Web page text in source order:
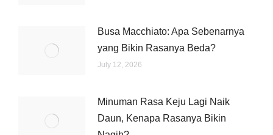
Busa Macchiato: Apa Sebenarnya
yang Bikin Rasanya Beda?
July 12, 2026
Minuman Rasa Keju Lagi Naik
Daun, Kenapa Rasanya Bikin